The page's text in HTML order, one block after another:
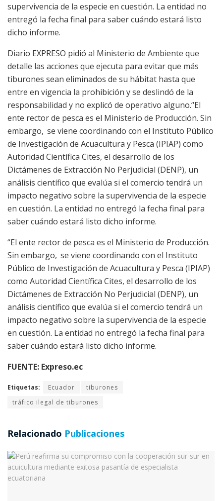
supervivencia de la especie en cuestión. La entidad no
entregó la fecha final para saber cuándo estará listo
dicho informe.
Diario EXPRESO pidió al Ministerio de Ambiente que
detalle las acciones que ejecuta para evitar que más
tiburones sean eliminados de su hábitat hasta que
entre en vigencia la prohibición y se deslindó de la
responsabilidad y no explicó de operativo alguno.“El
ente rector de pesca es el Ministerio de Producción. Sin
embargo, se viene coordinando con el Instituto Público
de Investigación de Acuacultura y Pesca (IPIAP) como
Autoridad Científica Cites, el desarrollo de los
Dictámenes de Extracción No Perjudicial (DENP), un
análisis científico que evalúa si el comercio tendrá un
impacto negativo sobre la supervivencia de la especie
en cuestión. La entidad no entregó la fecha final para
saber cuándo estará listo dicho informe.
“El ente rector de pesca es el Ministerio de Producción.
Sin embargo, se viene coordinando con el Instituto
Público de Investigación de Acuacultura y Pesca (IPIAP)
como Autoridad Científica Cites, el desarrollo de los
Dictámenes de Extracción No Perjudicial (DENP), un
análisis científico que evalúa si el comercio tendrá un
impacto negativo sobre la supervivencia de la especie
en cuestión. La entidad no entregó la fecha final para
saber cuándo estará listo dicho informe.
FUENTE: Expreso.ec
Etiquetas: Ecuador
tiburones
tráfico ilegal de tiburones
Relacionado Publicaciones